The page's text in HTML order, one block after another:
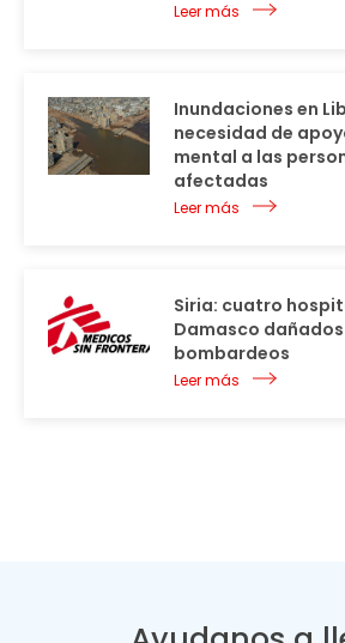
Leer más
Inundaciones en
necesidad de
mental a las
afectadas
Leer más
Siria: cuatro
Damasco
bombardeos
Leer más